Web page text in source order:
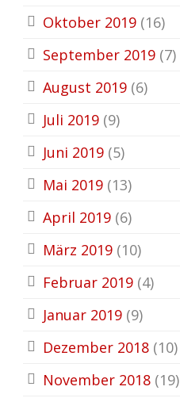
Oktober 2019 (16)
September 2019 (7)
August 2019 (6)
Juli 2019 (9)
Juni 2019 (5)
Mai 2019 (13)
April 2019 (6)
März 2019 (10)
Februar 2019 (4)
Januar 2019 (9)
Dezember 2018 (10)
November 2018 (19)